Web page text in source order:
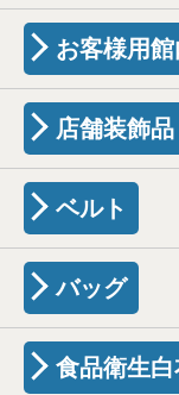
お客様用
店舗装飾品
ベルト
バッグ
食品衛生白